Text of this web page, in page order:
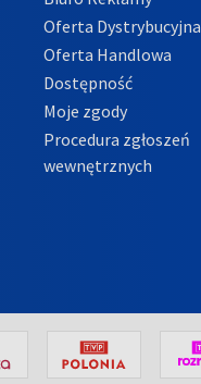
Oferta Dystrybucyjna
Oferta Handlowa
Dostępność
Moje zgody
Procedura zgłoszeń
wewnętrznych